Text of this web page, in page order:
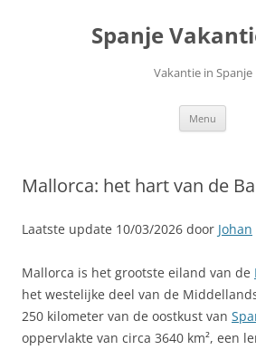
Spanje
Vakantie in Spanje
Menu
Mallorca: het hart van de
Laatste update 10/03/2026 door Johan
Mallorca is het grootste eiland van de
het westelijke deel van de
250 kilometer van de oostkust van
oppervlakte van circa 3640 km², een